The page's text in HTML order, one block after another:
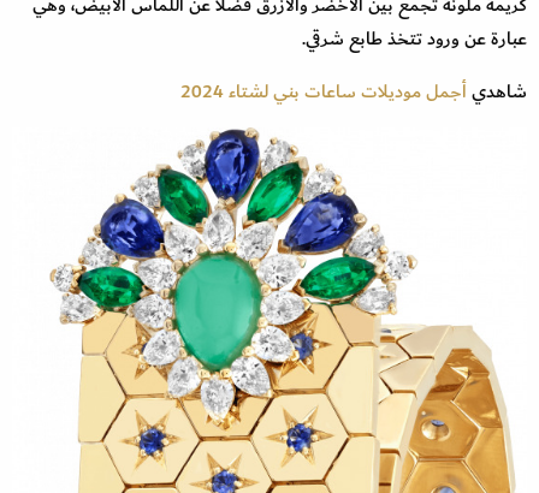
عبارة عن ورود تتخذ طابع شرقي.
شاهديأجمل موديلات ساعات بني لشتاء 2024